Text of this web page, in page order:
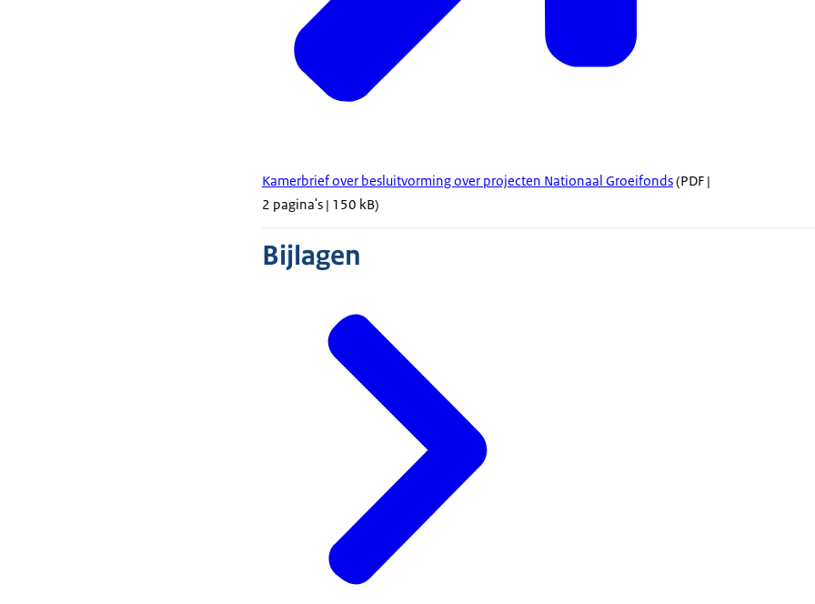
Kamerbrief over besluitvorming over projecten Nationaal Groeifonds(PDF |
2 pagina's | 150 kB)
Bijlagen